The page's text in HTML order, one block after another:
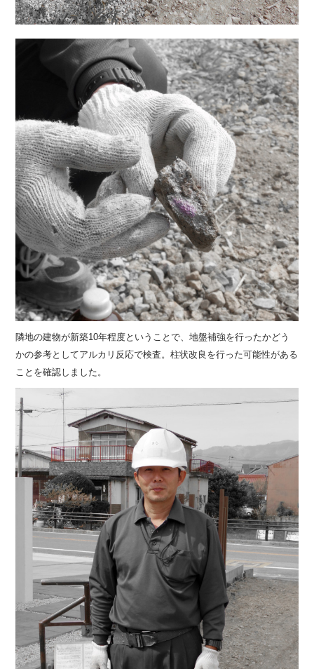
隣地の建物が新築10年程度ということで、地盤補強を行ったかどう
かの参考としてアルカリ反応で検査。柱状改良を行った可能性がある
ことを確認しました。